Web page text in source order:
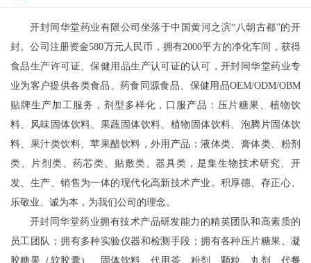
开封同华堂药业有限公司坐落于中国黄河之滨“八朝古都”的开
封。公司注册资金580万元人民币，拥有2000平方的净化车间，获得
食品生产许可证、保健用品生产认可证的认可，开封同华堂药业专
业为客户提供各类食品、药食同源食品、保健用品OEM/ODM/OBM
贴牌生产加工服务，剂型多样化，口服产品：压片糖果、植物饮
料、风味固体饮料、果蔬固体饮料、植物固体饮料、泡腾片固体饮
料、果汁类饮料、苹果醋饮料，外用产品：液体类、膏体类、粉剂
类、片剂类、药芯类、贴敷类、器具类，是集生物技术研究、开
发、生产、销售为一体的现代化高新技术产业。积厚德、存正心、
乐敬业、诚为本，为我们公司的理念。
开封同华堂药业拥有技术产品研发能力的精英团队和高素质的
员工团队；拥有多种实验仪器和检测手段；拥有各种压片糖果、凝
胶糖果（软胶囊）、固体饮料、代用茶、粉剂、颗粒、丸剂、代餐